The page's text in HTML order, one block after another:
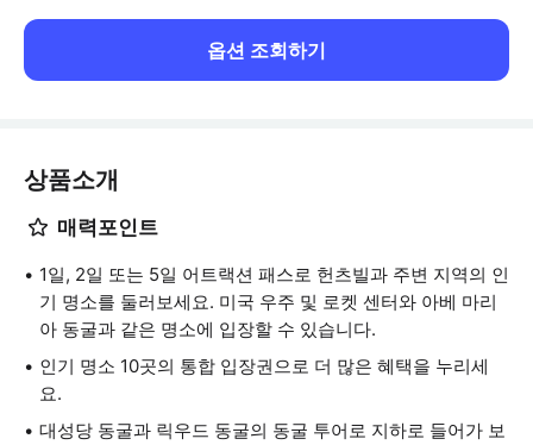
옵션 조회하기
상품소개
매력포인트
1일, 2일 또는 5일 어트랙션 패스로 헌츠빌과 주변 지역의 인
기 명소를 둘러보세요. 미국 우주 및 로켓 센터와 아베 마리
아 동굴과 같은 명소에 입장할 수 있습니다.
인기 명소 10곳의 통합 입장권으로 더 많은 혜택을 누리세
요.
대성당 동굴과 릭우드 동굴의 동굴 투어로 지하로 들어가 보